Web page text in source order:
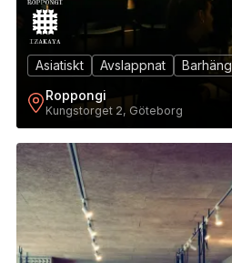
Asiatiskt Avslappnat
Barhäng
Roppongi
Kungstorget 2, Göteborg